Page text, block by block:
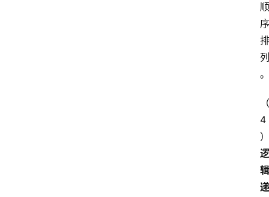
顺
序
排
列
。
（
4
）
逻
辑
递